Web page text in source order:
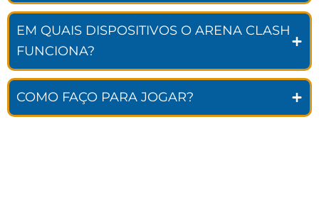
EM QUAIS DISPOSITIVOS O ARENA CLASH
FUNCIONA?
COMO FAÇO PARA JOGAR?